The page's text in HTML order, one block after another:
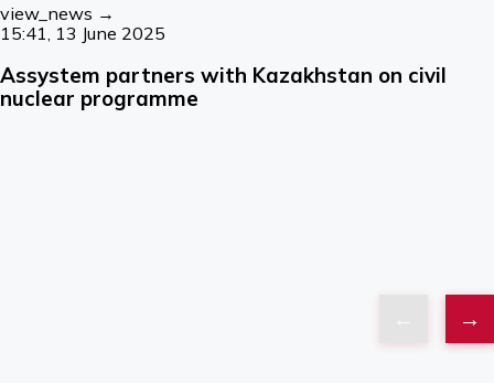
view_news →
15:41, 13 June 2025
Assystem partners with Kazakhstan on civil
nuclear programme